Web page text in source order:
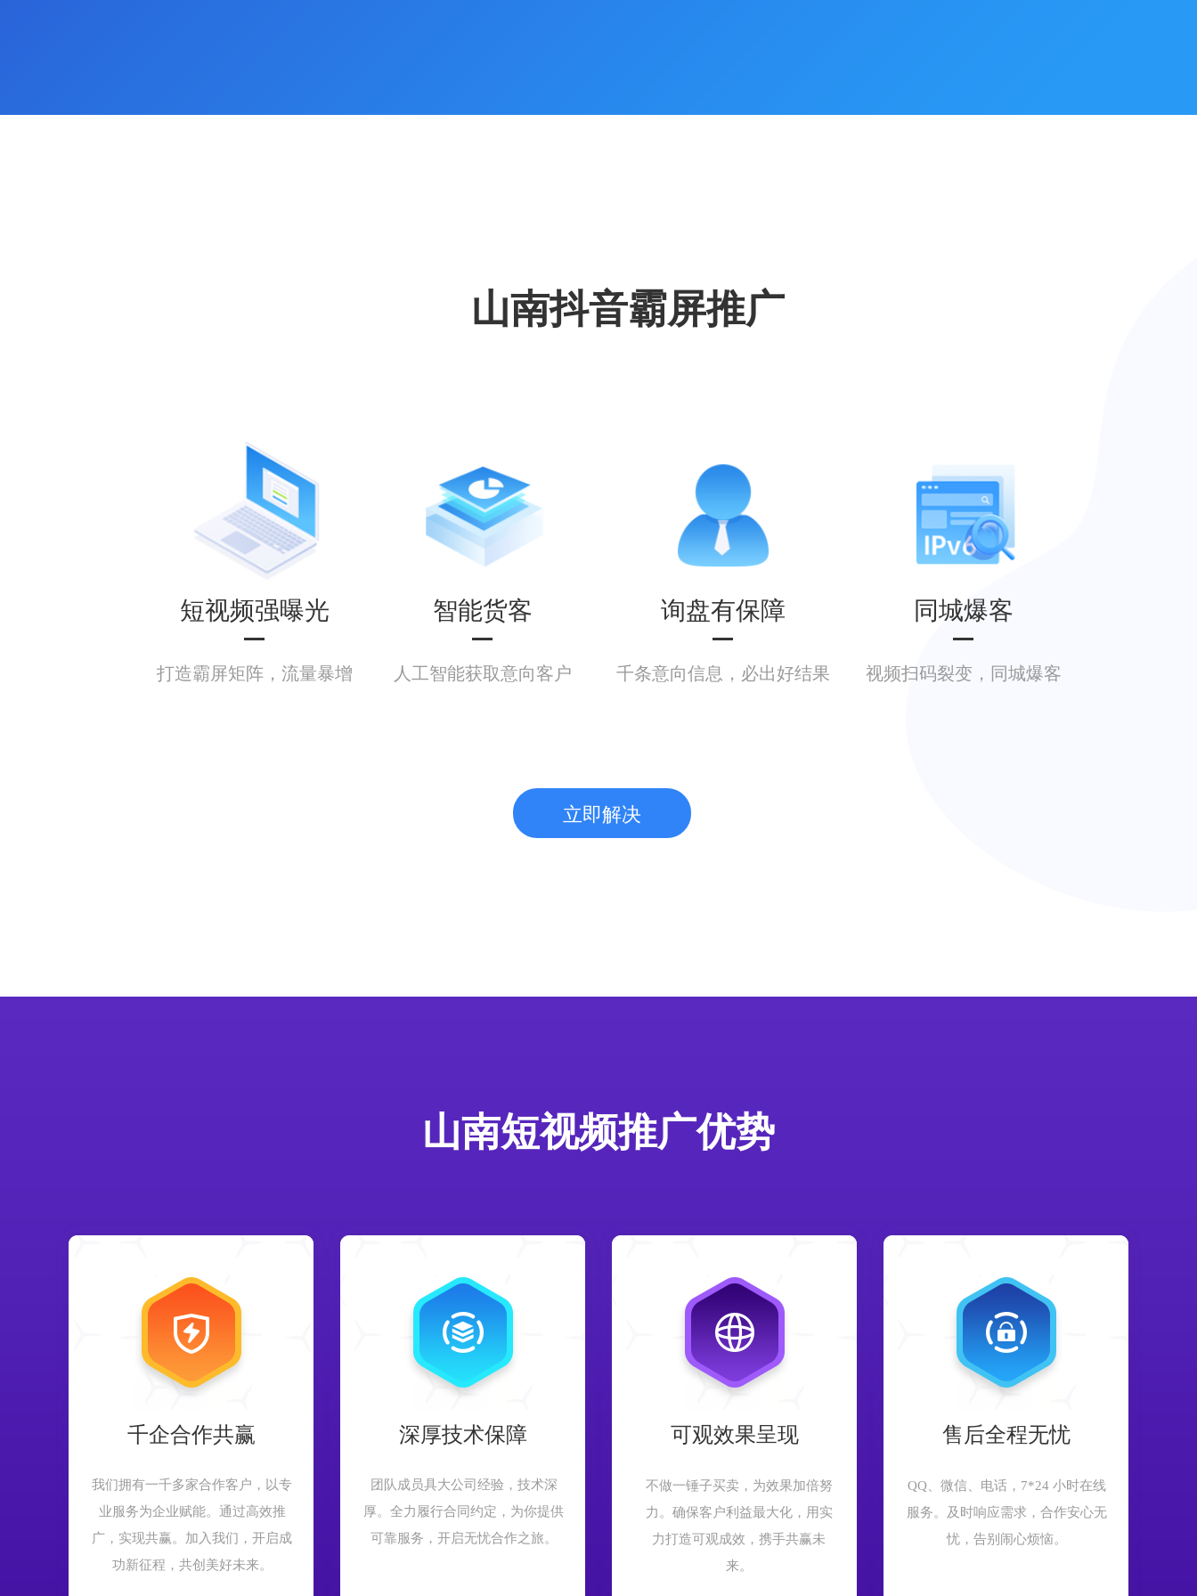
山南抖音霸屏推广
短视频强曝光
打造霸屏矩阵，流量暴增
智能货客
人工智能获取意向客户
询盘有保障
千条意向信息，必出好结果
同城爆客
视频扫码裂变，同城爆客
立即解决
山南短视频推广优势
千企合作共赢
我们拥有一千多家合作客户，以专
业服务为企业赋能。通过高效推
广，实现共赢。加入我们，开启成
功新征程，共创美好未来。
深厚技术保障
团队成员具大公司经验，技术深
厚。全力履行合同约定，为你提供
可靠服务，开启无忧合作之旅。
可观效果呈现
不做一锤子买卖，为效果加倍努
力。确保客户利益最大化，用实
力打造可观成效，携手共赢未
来。
售后全程无忧
QQ、微信、电话，7*24 小时在线
服务。及时响应需求，合作安心无
忧，告别闹心烦恼。